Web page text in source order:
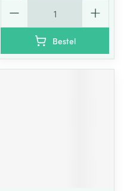
Bestel